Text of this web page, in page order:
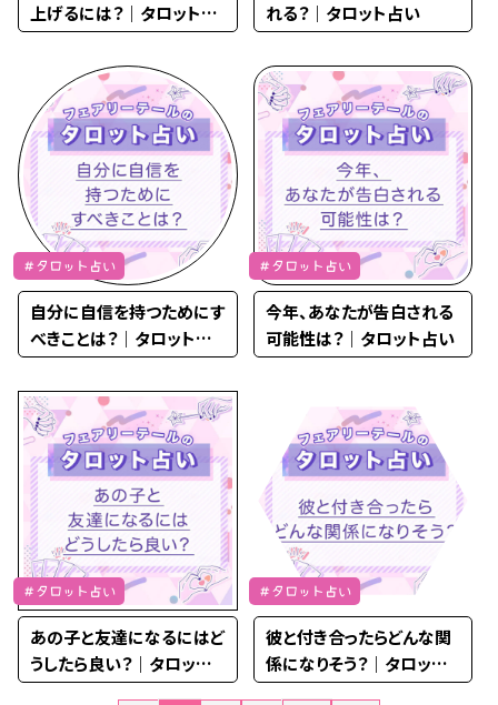
上げるには？｜タロット占
い
れる？｜タロット占い
＃タロット占い
自分に自信を持つためにす
べきことは？｜タロット占
い
＃タロット占い
今年、あなたが告白される
可能性は？｜タロット占い
＃タロット占い
あの子と友達になるにはど
うしたら良い？｜タロット
占い
＃タロット占い
彼と付き合ったらどんな関
係になりそう？｜タロット
占い